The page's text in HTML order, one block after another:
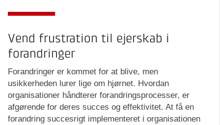
Vend frustration til ejerskab i
forandringer
Forandringer er kommet for at blive, men
usikkerheden lurer lige om hjørnet. Hvordan
organisationer håndterer forandringsprocesser, er
afgørende for deres succes og effektivitet. At få en
forandring succesrigt implementeret i organisationen